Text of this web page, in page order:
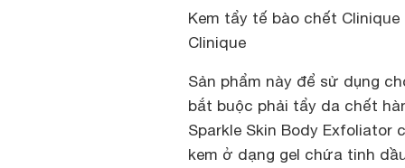
Kem tẩy tế bào chết
Clinique
Sản phẩm này để sử dụng
bắt buộc phải tẩy da chết
Sparkle Skin Body
kem ở dạng gel chứa tinh